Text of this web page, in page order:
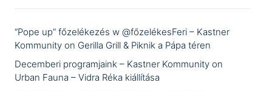
“Pope up” főzelékezés w @főzelékesFeri – Kastner
Kommunity on Gerilla Grill & Piknik a Pápa téren
Decemberi programjaink – Kastner Kommunity on
Urban Fauna – Vidra Réka kiállítása